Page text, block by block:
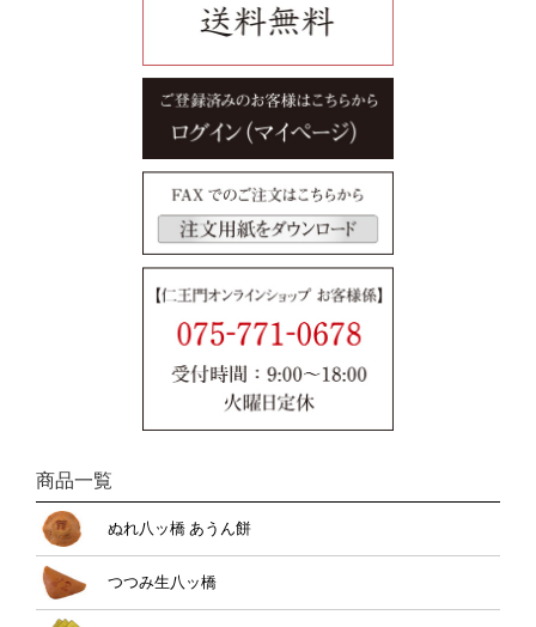
商品一覧
ぬれ八ッ橋 あうん餅
つつみ生八ッ橋